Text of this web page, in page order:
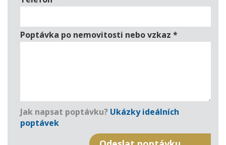
Poptávka po nemovitosti nebo vzkaz *
Jak napsat poptávku? Ukázky ideálních
poptávek